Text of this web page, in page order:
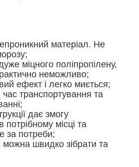
матеріал. Не
міцного поліпропілену,
неможливо;
ефект і легко миється;
транспортування та
дає змогу
потрібному місці та
за потреби;
швидко зібрати та